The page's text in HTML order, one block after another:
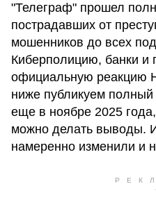
"Телеграф" прошел
пострадавших от
мошенников до всех
Киберполицию, банки и
официальную реакцию
ниже публикуем полный
еще в ноябре 2025
можно делать выводы.
намеренно изменили и